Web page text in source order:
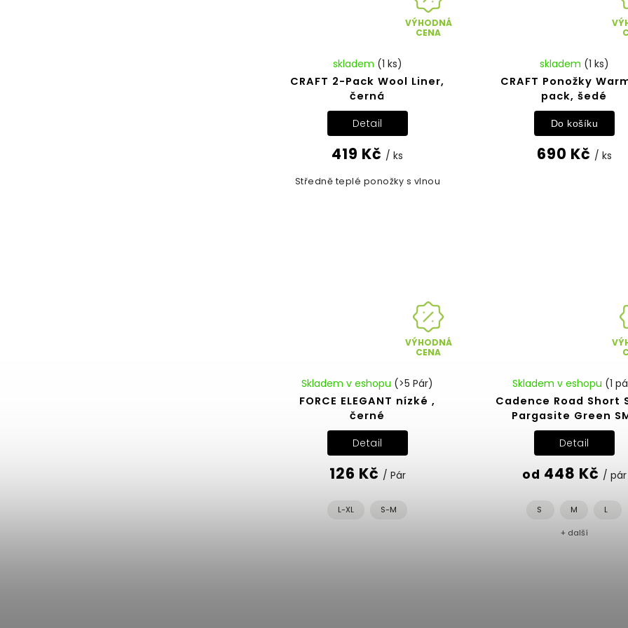
VÝHODNÁ
CENA
CRAFT 2-Pack Wool Liner,
černá
skladem (1 ks)
419 Kč / ks
Detail
Středně teplé ponožky s vlnou
CRAFT Ponožky
pack, šedé
skladem (1 ks)
690 Kč / ks
Do košíku
VÝHODNÁ
CENA
FORCE ELEGANT nízké ,
černé
Skladem v eshopu (>5 Pár)
126 Kč / Pár
Detail
L-XL S-M
Cadence Road Short
Pargasite Green
Skladem v eshopu (1
od 448 Kč / pár
Detail
S M L
+ další